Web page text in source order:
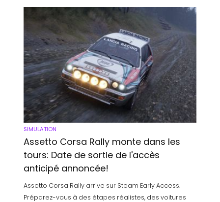
SIMULATION
Assetto Corsa Rally monte dans les
tours: Date de sortie de l'accès
anticipé annoncée!
Assetto Corsa Rally arrive sur Steam Early Access.
Préparez-vous à des étapes réalistes, des voitures